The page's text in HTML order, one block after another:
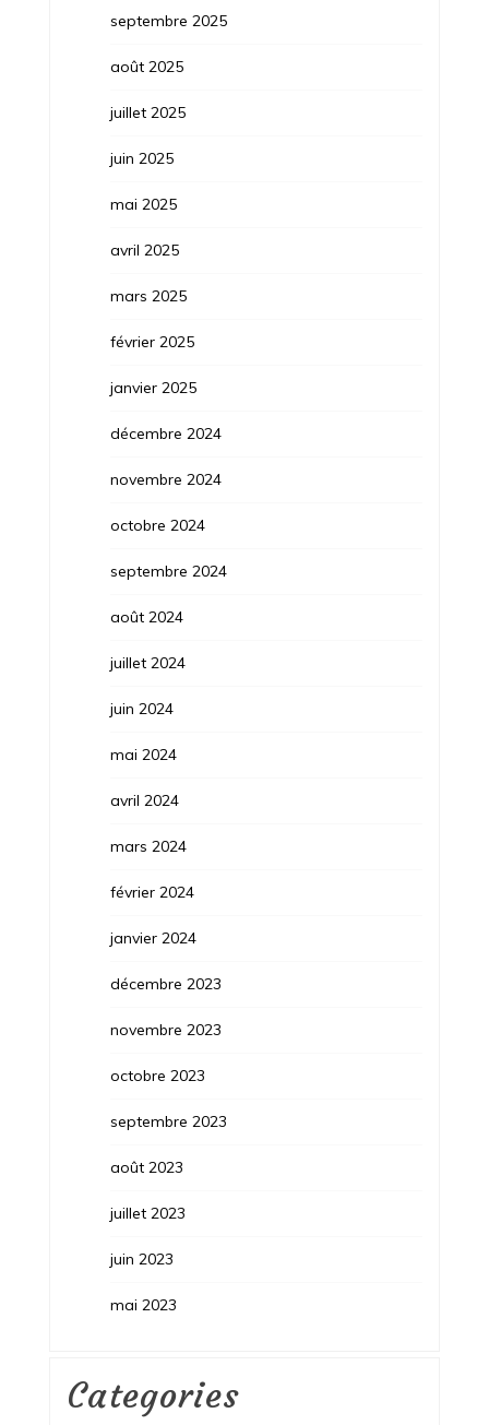
septembre 2025
août 2025
juillet 2025
juin 2025
mai 2025
avril 2025
mars 2025
février 2025
janvier 2025
décembre 2024
novembre 2024
octobre 2024
septembre 2024
août 2024
juillet 2024
juin 2024
mai 2024
avril 2024
mars 2024
février 2024
janvier 2024
décembre 2023
novembre 2023
octobre 2023
septembre 2023
août 2023
juillet 2023
juin 2023
mai 2023
Categories